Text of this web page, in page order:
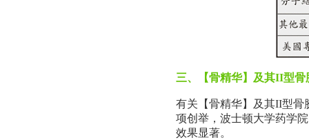
三、【骨精华】及其II型骨
有关【骨精华】及其II型骨
项创举，波士顿大学药学
效果显著。